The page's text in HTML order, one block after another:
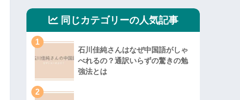
同じカテゴリーの人気記事
1
石川佳純さんはなぜ中国語がしゃ
べれるの？通訳いらずの驚きの勉
強法とは
2